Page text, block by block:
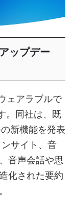
ップデー
ェアラブルで
。同社は、既
新機能を発表
サイト、音
音声会話や思
化された要約